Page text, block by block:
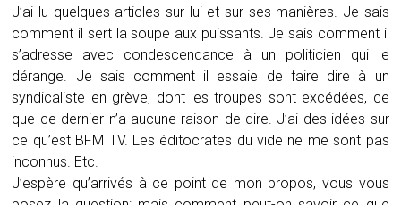
J’ai lu quelques articles sur lui et sur ses manières. Je sais
comment il sert la soupe aux puissants. Je sais comment il
s’adresse avec condescendance à un politicien qui le
dérange. Je sais comment il essaie de faire dire à un
syndicaliste en grève, dont les troupes sont excédées, ce
que ce dernier n’a aucune raison de dire. J’ai des idées sur
ce qu’est BFM TV. Les éditocrates du vide ne me sont pas
inconnus. Etc.
J’espère qu’arrivés à ce point de mon propos, vous vous